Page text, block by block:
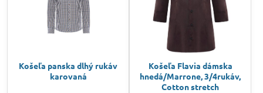
Košeľa panska dlhý rukáv
karovaná
Košeľa Flavia dámska
hnedá/Marrone, 3/4rukáv,
Cotton stretch